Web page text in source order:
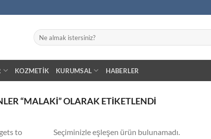
Ara:
KOZMETIK KURUMSAL HABERLER
“MALAKI” OLARAK ETIKETLENDI
to
Seçiminizle eşleşen ürün bulunamadı.